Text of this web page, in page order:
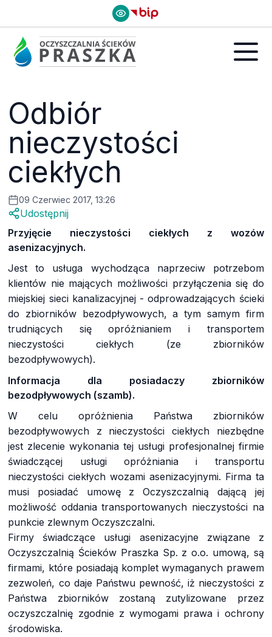
Odbiór
nieczystości
ciekłych
09 Czerwiec 2017, 13:26
Udostępnij
Przyjęcie nieczystości ciekłych z wozów
asenizacyjnych.
Jest to usługa wychodząca naprzeciw potrzebom
klientów nie mających możliwości przyłączenia się do
miejskiej sieci kanalizacyjnej - odprowadzających ścieki
do zbiorników bezodpływowych, a tym samym firm
trudniących się opróżnianiem i transportem
nieczystości ciekłych (ze zbiorników
bezodpływowych).
Informacja dla posiadaczy zbiorników
bezodpływowych (szamb).
W celu opróżnienia Państwa zbiorników
bezodpływowych z nieczystości ciekłych niezbędne
jest zlecenie wykonania tej usługi profesjonalnej firmie
świadczącej usługi opróżniania i transportu
nieczystości ciekłych wozami asenizacyjnymi. Firma ta
musi posiadać umowę z Oczyszczalnią dającą jej
możliwość oddania transportowanych nieczystości na
punkcie zlewnym Oczyszczalni.
Firmy świadczące usługi asenizacyjne związane z
Oczyszczalnią Ścieków Praszka Sp. z o.o. umową, są
firmami, które posiadają komplet wymaganych prawem
zezwoleń, co daje Państwu pewność, iż nieczystości z
Państwa zbiorników zostaną zutylizowane przez
oczyszczalnię zgodnie z wymogami prawa i ochrony
środowiska.